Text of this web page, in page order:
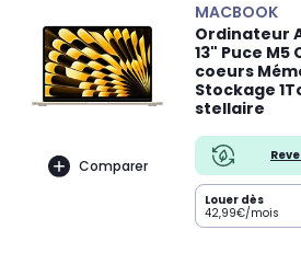
Comparer
MACBOOK
Ordinateur
13" Puce M5
coeurs
Stockage
stellaire
Louer dès
42,99€/mois